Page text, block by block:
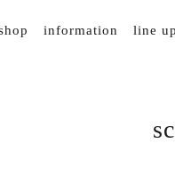
information line up